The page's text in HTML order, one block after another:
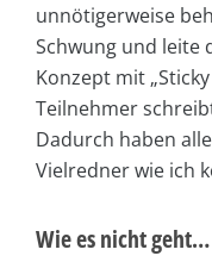
unnötigerweise
Schwung und leite
Konzept mit
Teilnehmer
Dadurch haben
Vielredner wie ich
Wie es nicht geht…